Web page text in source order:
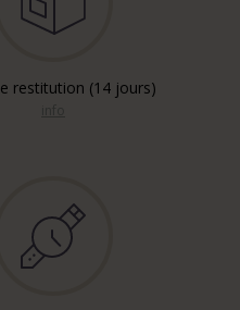
restitution (14 jours)